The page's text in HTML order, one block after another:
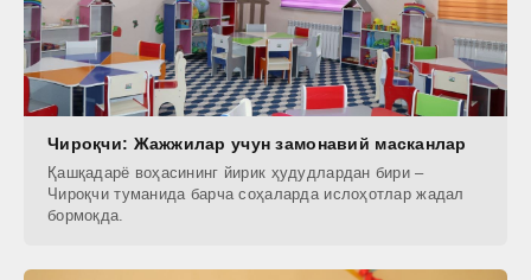
Чироқчи: Жажжилар учун замонавий масканлар
Қашқадарё воҳасининг йирик ҳудудлардан бири –
Чироқчи туманида барча соҳаларда ислоҳотлар жадал
бормоқда.